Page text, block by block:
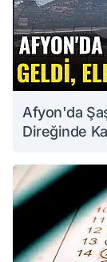
Afyon'da
Direğinde